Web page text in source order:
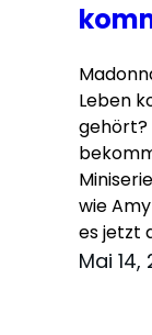
Leben
gehört?
wie
es jetzt
Mai 14,